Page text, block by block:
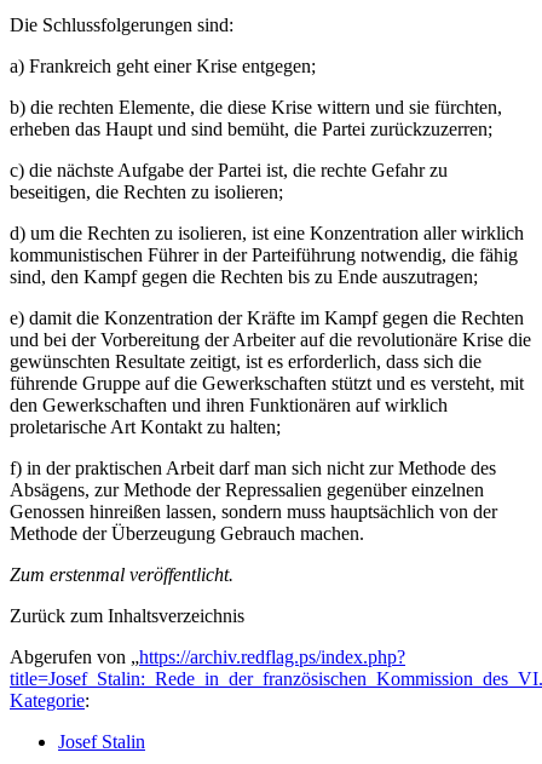
Die Schlussfolgerungen sind:
a) Frankreich geht einer Krise entgegen;
b) die rechten Elemente, die diese Krise wittern und sie fürchten,
erheben das Haupt und sind bemüht, die Partei zurückzuzerren;
c) die nächste Aufgabe der Partei ist, die rechte Gefahr zu
beseitigen, die Rechten zu isolieren;
d) um die Rechten zu isolieren, ist eine Konzentration aller wirklich
kommunistischen Führer in der Parteiführung notwendig, die fähig
sind, den Kampf gegen die Rechten bis zu Ende auszutragen;
e) damit die Konzentration der Kräfte im Kampf gegen die Rechten
und bei der Vorbereitung der Arbeiter auf die revolutionäre Krise die
gewünschten Resultate zeitigt, ist es erforderlich, dass sich die
führende Gruppe auf die Gewerkschaften stützt und es versteht, mit
den Gewerkschaften und ihren Funktionären auf wirklich
proletarische Art Kontakt zu halten;
f) in der praktischen Arbeit darf man sich nicht zur Methode des
Absägens, zur Methode der Repressalien gegenüber einzelnen
Genossen hinreißen lassen, sondern muss hauptsächlich von der
Methode der Überzeugung Gebrauch machen.
Zum erstenmal veröffentlicht.
Zurück zum Inhaltsverzeichnis
Abgerufen von „https://archiv.redflag.ps/index.php?
Kategorie:
Josef Stalin